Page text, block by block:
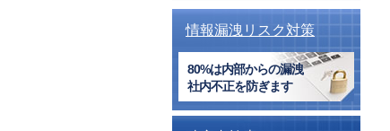
情報漏洩リスク対策
80%は内部からの漏洩
社内不正を防ぎます